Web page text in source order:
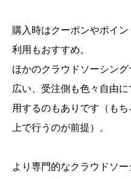
購入時はクーポンやポイ
利用もおすすめ。
ほかのクラウドソーシン
広い、受注側も色々自由
用するのもありです（も
上で行うのが前提）。
より専門的なクラウドソ